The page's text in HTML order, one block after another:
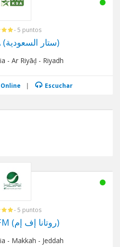
- 5 puntos
Star KSA (ستار السعودية)
- Ar Riyāḑ - Riyadh
| Escuchar
- 5 puntos
Rotana FM (روتانا إف إم)
- Makkah - Jeddah